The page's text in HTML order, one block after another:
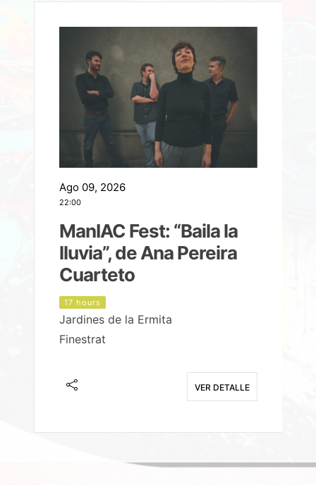
Ago 09, 2026
22:00
ManIAC Fest: “Baila la
lluvia”, de Ana Pereira
Cuarteto
17 hours
Jardines de la Ermita
Finestrat
VER DETALLE